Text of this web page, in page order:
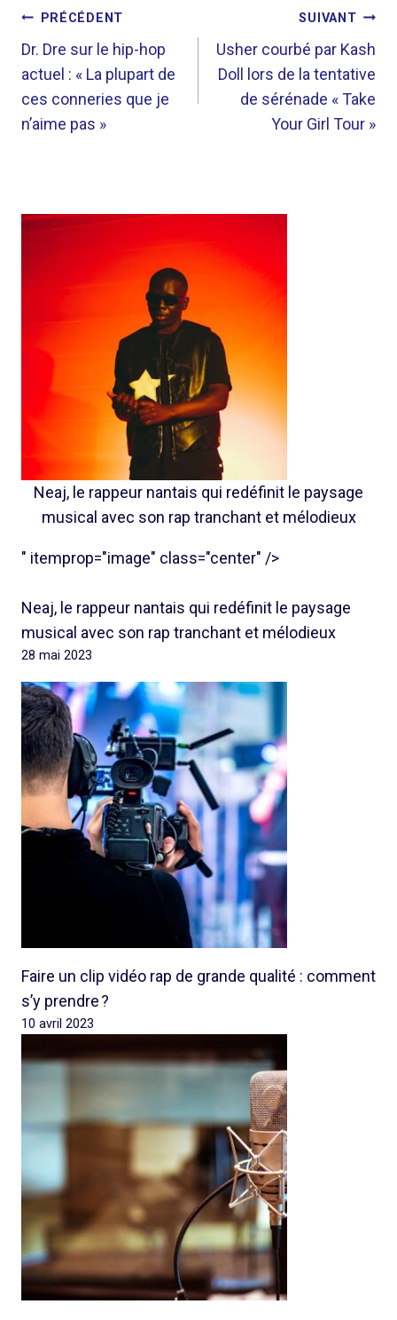
NAVIGATION
DE
L’ARTICLE
PRÉCÉDENT
Dr. Dre sur le hip-hop
actuel : « La plupart de
ces conneries que je
n’aime pas »
SUIVANT
Usher courbé par Kash
Doll lors de la tentative
de sérénade « Take
Your Girl Tour »
Neaj, le rappeur nantais qui redéfinit le paysage
musical avec son rap tranchant et mélodieux
" itemprop="image" class="center" />
Neaj, le rappeur nantais qui redéfinit le paysage
musical avec son rap tranchant et mélodieux
28 mai 2023
Faire un clip vidéo rap de grande qualité : comment
s’y prendre ?
10 avril 2023